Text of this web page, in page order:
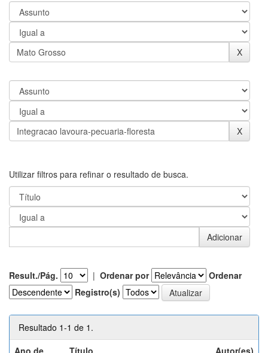
Utilizar filtros para refinar o resultado de busca.
Result./Pág. | Ordenar por
Ordenar
Registro(s)
Resultado 1-1 de 1.
Ano de
Título Autor(es)